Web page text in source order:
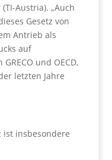
Austria). „Auch
Gesetz von
Antrieb als
auf
und OECD,
letzten Jahre
ist insbesondere